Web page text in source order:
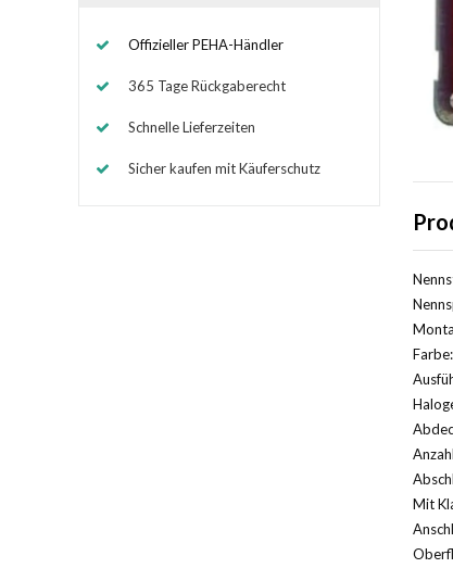
Offizieller PEHA-Händler
365 Tage Rückgaberecht
Schnelle Lieferzeiten
Sicher kaufen mit Käuferschutz
Mit